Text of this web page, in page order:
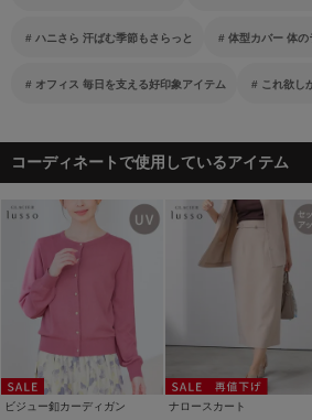
ハニさら 汗ばむ季節もさらっと 体型カバー 体の
オフィス 毎日を支える好印象アイテム これ欲し
コーディネートで使用しているアイテム
ビジュー釦カーディガン ナロースカート